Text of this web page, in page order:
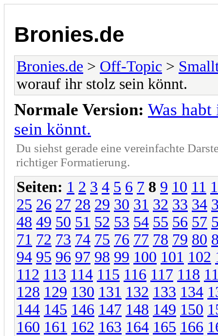
Bronies.de
Bronies.de > Off-Topic >
worauf ihr stolz sein könnt.
Normale Version: Was
sein könnt.
Du siehst gerade eine vereinfachte
richtiger Formatierung.
Seiten: 1 2 3 4 5 6 7 8 9 10 11
25 26 27 28 29 30 31 32 33 34
48 49 50 51 52 53 54 55 56 57
71 72 73 74 75 76 77 78 79 80
94 95 96 97 98 99 100 101 102
112 113 114 115 116 117 118
128 129 130 131 132 133 134
144 145 146 147 148 149 150
160 161 162 163 164 165 166